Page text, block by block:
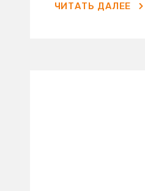
ЧИТАТЬ ДАЛЕЕ